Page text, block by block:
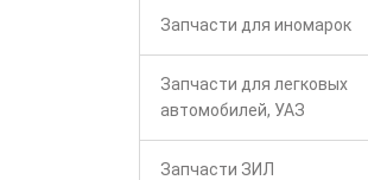
Запчасти для иномарок
Запчасти для легковых
автомобилей, УАЗ
Запчасти ЗИЛ